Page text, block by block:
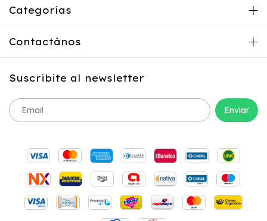
Categorías
Contactános
Suscribite al newsletter